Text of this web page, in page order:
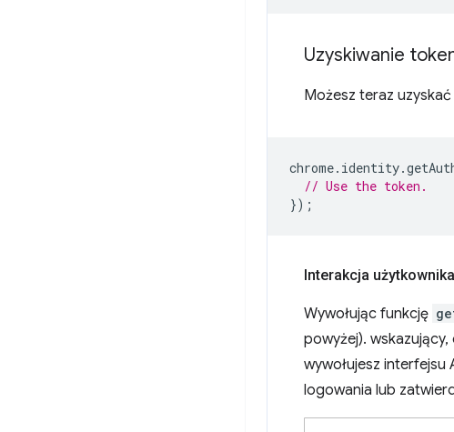
Uzyskiwanie
Możesz teraz
chrome. identity.
// Use the token.
});
Interakcja użytkownika
Wywołując funkcję
powyżej).
wywołujesz
logowania lub